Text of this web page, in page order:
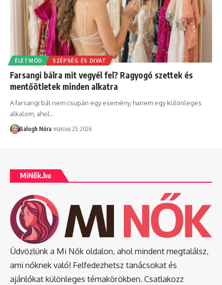
ÉLETMÓD SZÉPSÉG ÉS DIVAT
Farsangi bálra mit vegyél fel? Ragyogó szettek és
mentőötletek minden alkatra
A farsangi bál nem csupán egy esemény, hanem egy különleges
alkalom, ahol…
Balogh Nóra március 25, 2026
MiNők.hu
Üdvözlünk a Mi Nők oldalon, ahol mindent megtalálsz,
ami nőknek való! Felfedezhetsz tanácsokat és
ajánlókat különleges témakörökben. Csatlakozz